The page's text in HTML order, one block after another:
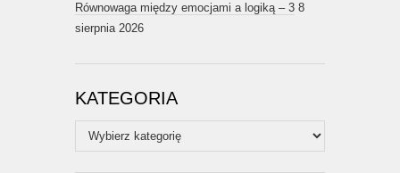
Równowaga między emocjami a logiką – 3 8
sierpnia 2026
KATEGORIA
Kategoria